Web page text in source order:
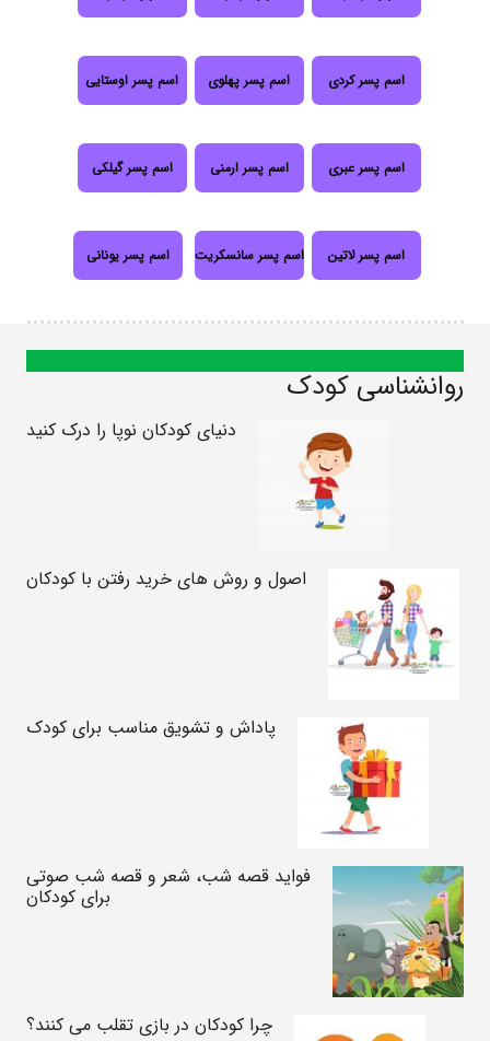
اسم پسر کردی اسم پسر پهلوی اسم پسر اوستایی
اسم پسر عبری اسم پسر ارمنی اسم پسر گیلکی
اسم پسر لاتین اسم پسر سانسکریت اسم پسر یونانی
روانشناسی کودک
دنیای کودکان نوپا را درک کنید
اصول و روش های خرید رفتن با کودکان
پاداش و تشویق مناسب برای کودک
فواید قصه شب، شعر و قصه شب صوتی
برای کودکان
چرا کودکان در بازی تقلب می کنند؟